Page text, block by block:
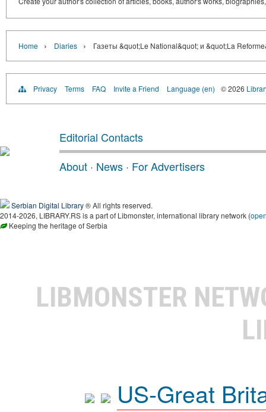
Home › Diaries › Газеты &quot;Le National&quot; и &quot;La
Privacy Terms FAQ Invite a Friend Language (en) © 2026
Editorial Contacts
About · News · For Advertisers
Serbian Digital Library® All rights reserved.
2014-2026, LIBRARY.RS is a part of Libmonster, international library network (
Keeping the heritage of Serbia
LIBMONSTER
US-Great